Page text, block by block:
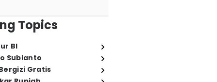
Topics
BI
Subianto
Gratis